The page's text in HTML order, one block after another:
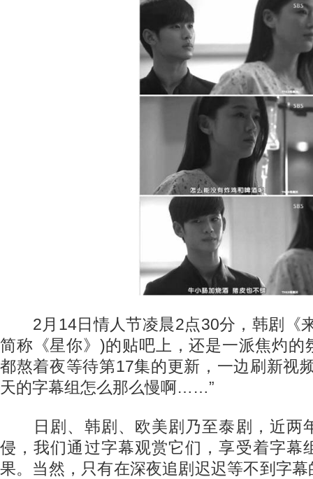
2月14日情人节凌晨2点30分，韩剧《
简称《星你》)的贴吧上，还是一派焦灼的
都熬着夜等待第17集的更新，一边刷新视
天的字幕组怎么那么慢啊……”
日剧、韩剧、欧美剧乃至泰剧，近两
侵，我们通过字幕观赏它们，享受着字幕
果。当然，只有在深夜追剧迟迟等不到字